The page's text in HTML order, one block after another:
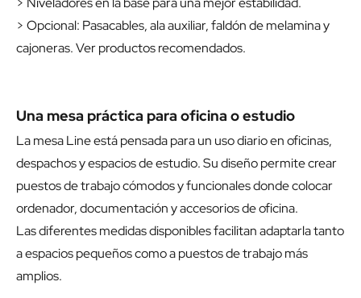
> Opcional: Pasacables, ala auxiliar, faldón de melamina y
cajoneras. Ver productos recomendados.
Una mesa práctica para oficina o estudio
La mesa Line está pensada para un uso diario en oficinas,
despachos y espacios de estudio. Su diseño permite crear
puestos de trabajo cómodos y funcionales donde colocar
ordenador, documentación y accesorios de oficina.
Las diferentes medidas disponibles facilitan adaptarla tanto
a espacios pequeños como a puestos de trabajo más
amplios.